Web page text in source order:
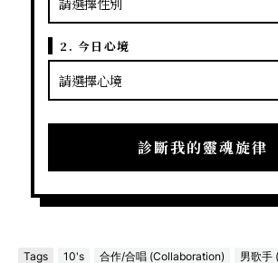
2. 今日心境
診斷我的靈魂旋律
Tags 10's 合作/合唱 (Collaboration) 男歌手